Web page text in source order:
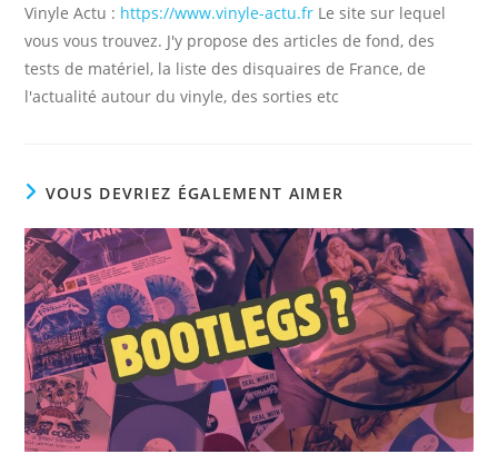
Vinyle Actu : https://www.vinyle-actu.fr Le site sur lequel
vous vous trouvez. J'y propose des articles de fond, des
tests de matériel, la liste des disquaires de France, de
l'actualité autour du vinyle, des sorties etc
VOUS DEVRIEZ ÉGALEMENT AIMER